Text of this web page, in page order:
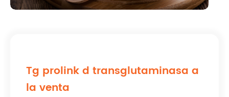
Tg prolink d transglutaminasa a
la venta